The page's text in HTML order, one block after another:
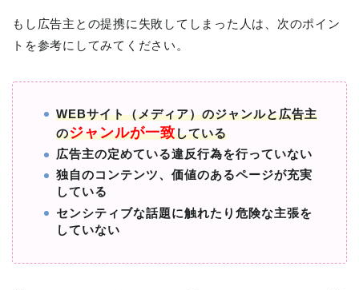
もし広告主との提携に失敗してしまった人は、次のポイン
トを参考にしてみてください。
WEBサイト（メディア）のジャンルと広告主
のジャンルが一致している
広告主の定めている違反行為を行っていない
独自のコンテンツ、価値のあるページが充実
している
センシティブな話題に触れたり危険な主張を
していない